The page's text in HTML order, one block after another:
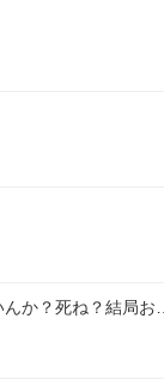
か？死ね？結局お…